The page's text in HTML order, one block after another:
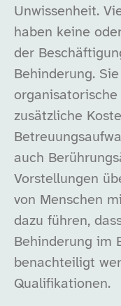
Unwissenheit.
haben keine
der
Behinderung.
organisatorische
zusätzliche
auch
Vorstellungen
von Menschen
dazu führen,
Behinderung im
benachteiligt
Qualifikationen.